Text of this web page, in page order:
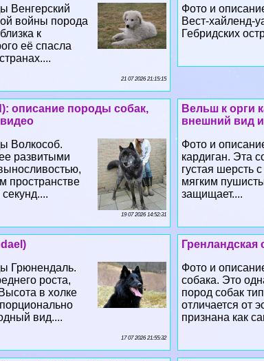
Фото и
Вест-хайленд-
Гебридских
Венгерский
войны порода
к
её спасла
21 07 2026 21:15:15
Вельш к opги
внешний вид
Фото и
кардиган. Эта
густая шерсть
мягким
защищает....
описание породы собак,
Волкособ.
развитыми
прострaнcтве
19 07 2026 14:52:31
Гренландская
Фото и
собака. Это
пород собак
отличается от
признана как
Грюнендаль.
роста,
в холке
вид....
17 07 2026 21:55:32